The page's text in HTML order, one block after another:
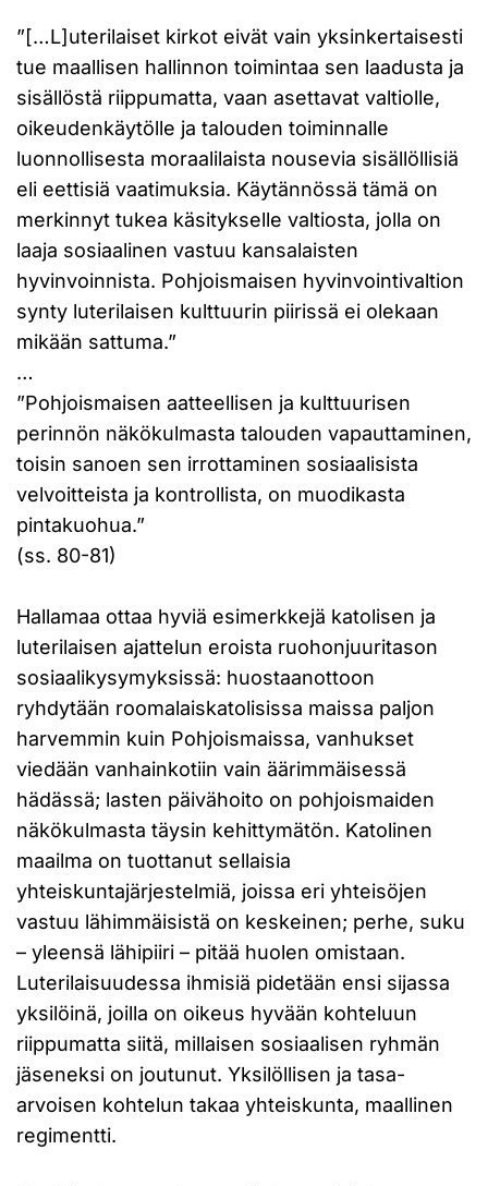
”[…L]uterilaiset kirkot eivät vain yksinkertaisesti
tue maallisen hallinnon toimintaa sen laadusta ja
sisällöstä riippumatta, vaan asettavat valtiolle,
oikeudenkäytölle ja talouden toiminnalle
luonnollisesta moraalilaista nousevia sisällöllisiä
eli eettisiä vaatimuksia. Käytännössä tämä on
merkinnyt tukea käsitykselle valtiosta, jolla on
laaja sosiaalinen vastuu kansalaisten
hyvinvoinnista. Pohjoismaisen hyvinvointivaltion
synty luterilaisen kulttuurin piirissä ei olekaan
mikään sattuma.”
…
”Pohjoismaisen aatteellisen ja kulttuurisen
perinnön näkökulmasta talouden vapauttaminen,
toisin sanoen sen irrottaminen sosiaalisista
velvoitteista ja kontrollista, on muodikasta
pintakuohua.”
(ss. 80-81)
Hallamaa ottaa hyviä esimerkkejä katolisen ja
luterilaisen ajattelun eroista ruohonjuuritason
sosiaalikysymyksissä: huostaanottoon
ryhdytään roomalaiskatolisissa maissa paljon
harvemmin kuin Pohjoismaissa, vanhukset
viedään vanhainkotiin vain äärimmäisessä
hädässä; lasten päivähoito on pohjoismaiden
näkökulmasta täysin kehittymätön. Katolinen
maailma on tuottanut sellaisia
yhteiskuntajärjestelmiä, joissa eri yhteisöjen
vastuu lähimmäisistä on keskeinen; perhe, suku
– yleensä lähipiiri – pitää huolen omistaan.
Luterilaisuudessa ihmisiä pidetään ensi sijassa
yksilöinä, joilla on oikeus hyvään kohteluun
riippumatta siitä, millaisen sosiaalisen ryhmän
jäseneksi on joutunut. Yksilöllisen ja tasa-
arvoisen kohtelun takaa yhteiskunta, maallinen
regimentti.